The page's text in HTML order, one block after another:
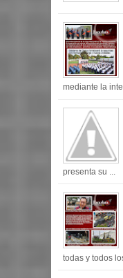
mediante la
presenta su ...
todas y todos